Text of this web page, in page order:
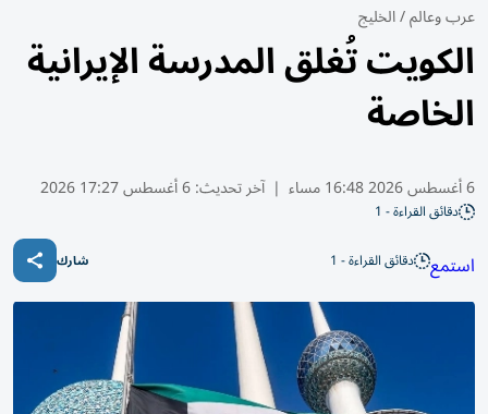
عرب وعالم/الخليج
الكويت تُغلق المدرسة الإيرانية
الخاصة
6 أغسطس 2026 16:48 مساء | آخر تحديث:6 أغسطس 17:27 2026
دقائق القراءة - 1
استمع دقائق القراءة - 1 شارك